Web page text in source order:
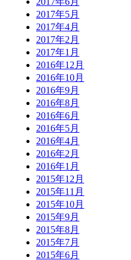
2017年5月
2017年4月
2017年2月
2017年1月
2016年12月
2016年10月
2016年9月
2016年8月
2016年6月
2016年5月
2016年4月
2016年2月
2016年1月
2015年12月
2015年11月
2015年10月
2015年9月
2015年8月
2015年7月
2015年6月